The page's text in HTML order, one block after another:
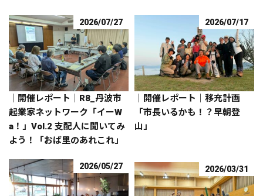
2026/07/27
｜開催レポート｜R8_丹波市
起業家ネットワーク「イーW
a！」Vol.2 支配人に聞いてみ
よう！「おば里のあれこれ」
2026/07/17
｜開催レポート｜移充計画
「市長いるかも！？早朝登
山」
2026/05/27 2026/03/31